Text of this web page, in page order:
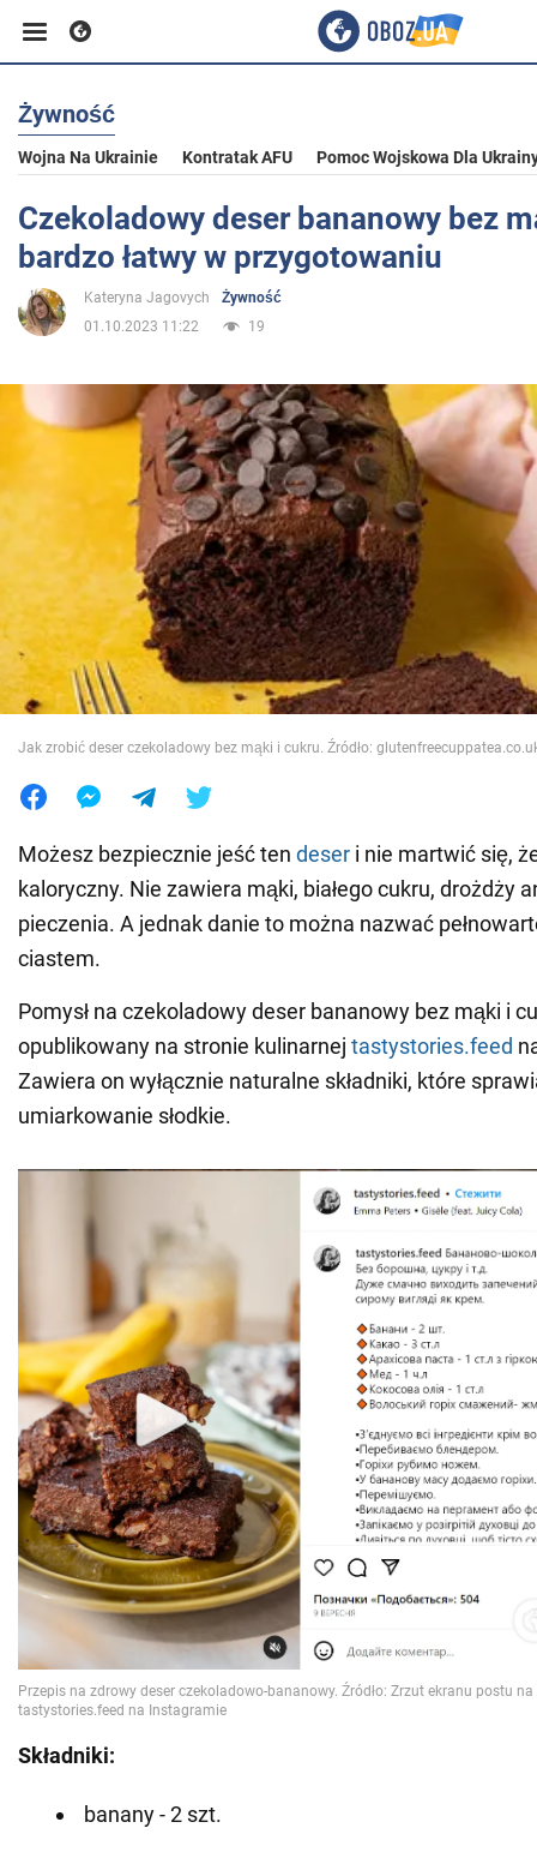
Biznes
Sport
Rozrywka
Polityka
Społeczeństwo
Wojna na Ukrainie
Świat
Jedzenie
Żywność
Wojna Na Ukrainie Kontratak AFU Pomoc Wojskowa Dla
Czekoladowy deser bananowy bez
bardzo łatwy w przygotowaniu
Kateryna Jagovych
Żywność
01.10.2023 11:22
19
Jak zrobić deser czekoladowy bez mąki i cukru. Źródło:
Możesz bezpiecznie jeść ten deser i nie martwić się,
kaloryczny. Nie zawiera mąki, białego cukru, drożdży
pieczenia. A jednak danie to można nazwać
ciastem.
Pomysł na czekoladowy deser bananowy bez mąki i
opublikowany na stronie kulinarnej tastystories.feed
Zawiera on wyłącznie naturalne składniki, które
umiarkowanie słodkie.
Składniki:
banany - 2 szt.